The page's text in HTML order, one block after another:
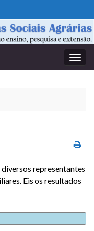
representantes
Eis os resultados